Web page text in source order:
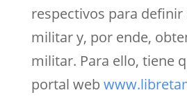
respectivos para
militar y, por ende,
militar. Para ello, tiene
portal web